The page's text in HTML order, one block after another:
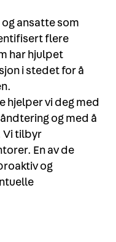
ansatte som
flere
har hjulpet
i stedet for å
hjelper vi deg med
og med å
Vi tilbyr
En av de
og